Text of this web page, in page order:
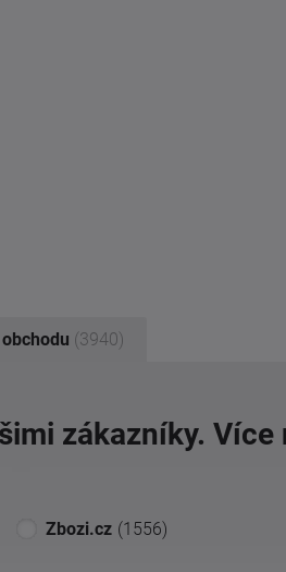
(3940)
zákazníky. Více
Zbozi.cz (1556)